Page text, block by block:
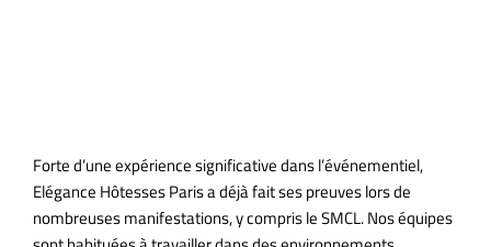
Forte d’une expérience significative dans l’événementiel,
Elégance Hôtesses Paris a déjà fait ses preuves lors de
nombreuses manifestations, y compris le SMCL. Nos équipes